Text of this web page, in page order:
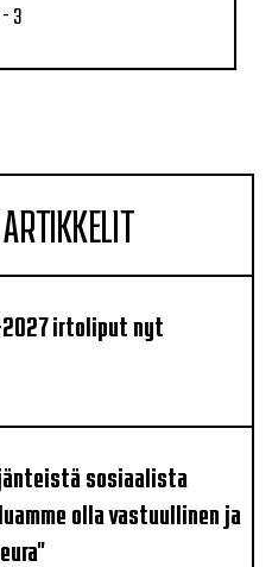
3
2027 irtoliput nyt
sosiaalista
olla vastuullinen ja